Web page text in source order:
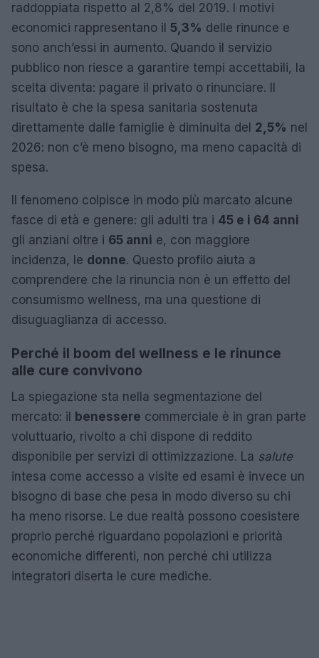
raddoppiata rispetto al 2,8% del 2019. I motivi
economici rappresentano il 5,3% delle rinunce e
sono anch’essi in aumento. Quando il servizio
pubblico non riesce a garantire tempi accettabili, la
scelta diventa: pagare il privato o rinunciare. Il
risultato è che la spesa sanitaria sostenuta
direttamente dalle famiglie è diminuita del 2,5% nel
2026: non c’è meno bisogno, ma meno capacità di
spesa.
Il fenomeno colpisce in modo più marcato alcune
fasce di età e genere: gli adulti tra i 45 e i 64 anni
gli anziani oltre i 65 anni e, con maggiore
incidenza, le donne. Questo profilo aiuta a
comprendere che la rinuncia non è un effetto del
consumismo wellness, ma una questione di
disuguaglianza di accesso.
Perché il boom del wellness e le rinunce
alle cure convivono
La spiegazione sta nella segmentazione del
mercato: il
benessere commerciale è in gran parte
voluttuario, rivolto a chi dispone di reddito
disponibile per servizi di ottimizzazione. La salute
intesa come accesso a visite ed esami è invece un
bisogno di base che pesa in modo diverso su chi
ha meno risorse. Le due realtà possono coesistere
proprio perché riguardano popolazioni e priorità
economiche differenti, non perché chi utilizza
integratori diserta le cure mediche.